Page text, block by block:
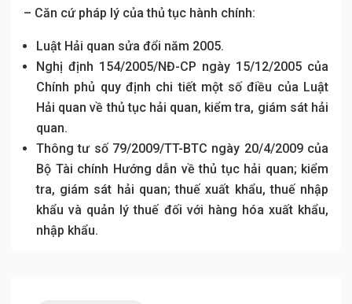
– Căn cứ pháp lý của thủ tục hành chính:
Luật Hải quan sửa đổi năm 2005.
Nghị định 154/2005/NĐ-CP ngày 15/12/2005 của
Chính phủ quy định chi tiết một số điều của Luật
Hải quan về thủ tục hải quan, kiểm tra, giám sát hải
quan.
Thông tư số 79/2009/TT-BTC ngày 20/4/2009 của
Bộ Tài chính Hướng dẫn về thủ tục hải quan; kiểm
tra, giám sát hải quan; thuế xuất khẩu, thuế nhập
khẩu và quản lý thuế đối với hàng hóa xuất khẩu,
nhập khẩu.